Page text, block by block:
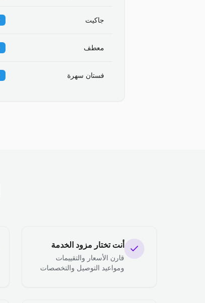
جاكيت
معطف
فستان سهرة
أنت تختار مزود الخدمة
قارن الأسعار والتقييمات
ومواعيد التوصيل والتخصصات